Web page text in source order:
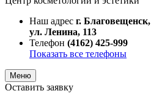
Наш адрес г. Благовещенск,
ул. Ленина, 113
Телефон (4162) 425-999
Показать все телефоны
Меню
Оставить заявку